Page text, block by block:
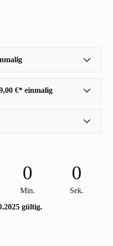
€* einmalig
0
Min.
0
Sek.
gültig.